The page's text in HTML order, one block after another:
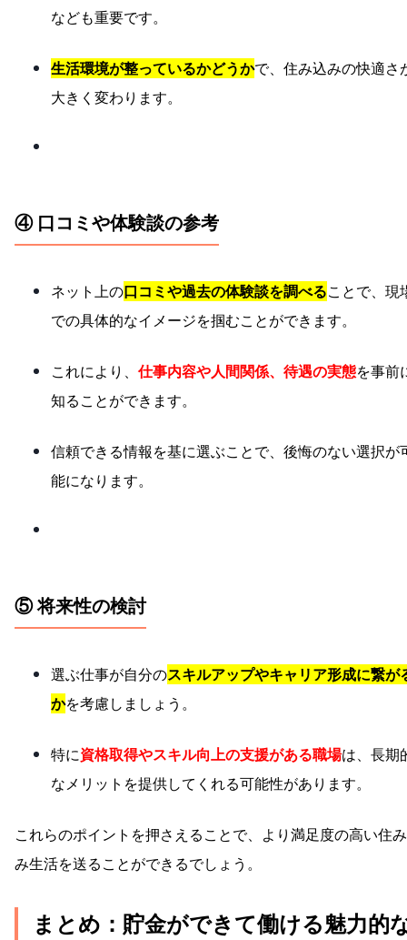
なども重要です。
生活環境が整っているかどうかで、住み込みの快適さ
大きく変わります。
④ 口コミや体験談の参考
ネット上の口コミや過去の体験談を調べることで、現
での具体的なイメージを掴むことができます。
これにより、 仕事内容や人間関係、待遇の実態を事前
知ることができます。
信頼できる情報を基に選ぶことで、後悔のない選択が
能になります。
⑤ 将来性の検討
選ぶ仕事が自分のスキルアップやキャリア形成に繋が
かを考慮しましょう。
特に資格取得やスキル向上の支援がある職場は、長期
なメリットを提供してくれる可能性があります。
これらのポイントを押さえることで、より満足度の高い住
み生活を送ることができるでしょう。
まとめ：貯金ができて働ける魅力的